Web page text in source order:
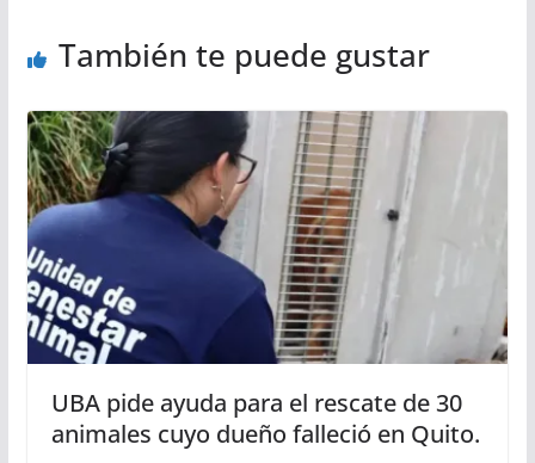
También te puede gustar
UBA pide ayuda para el rescate de 30
animales cuyo dueño falleció en Quito.